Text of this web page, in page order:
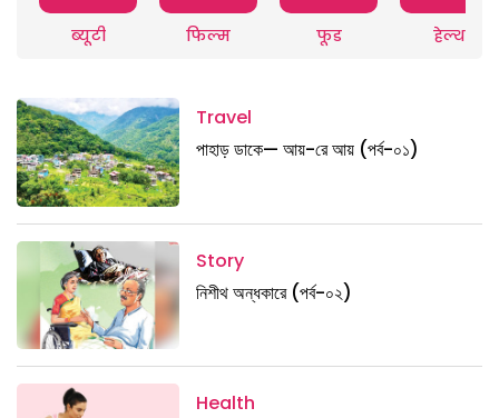
ब्यूटी फिल्म फूड हेल्थ
Travel
পাহাড় ডাকে— আয়-রে আয় (পর্ব-০১)
Story
নিশীথ অন্ধকারে (পর্ব-০২)
Health